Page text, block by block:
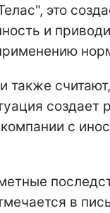
это
и
также
создает
с
в